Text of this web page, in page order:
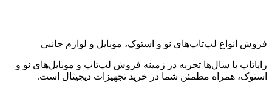
فروش انواع لپ‌تاپ‌های نو و استوک، موبایل و لوازم جانبی
رایاتاپ با سال‌ها تجربه در زمینه فروش لپ‌تاپ و موبایل‌های نو و
استوک، همراه مطمئن شما در خرید تجهیزات دیجیتال است.